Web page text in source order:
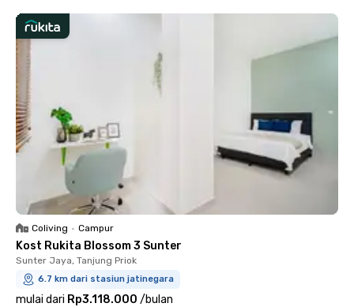
Coliving • Campur
Kost Rukita Blossom 3 Sunter
Sunter Jaya, Tanjung Priok
6.7 km dari stasiun jatinegara
mulai dari Rp3.118.000 /bulan